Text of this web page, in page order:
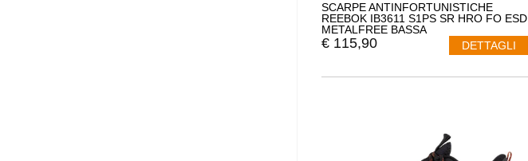
SCARPE ANTINFORTUNISTICHE
REEBOK IB3611 S1PS SR HRO FO ESD
METALFREE BASSA
€ 115,90 DETTAGLI